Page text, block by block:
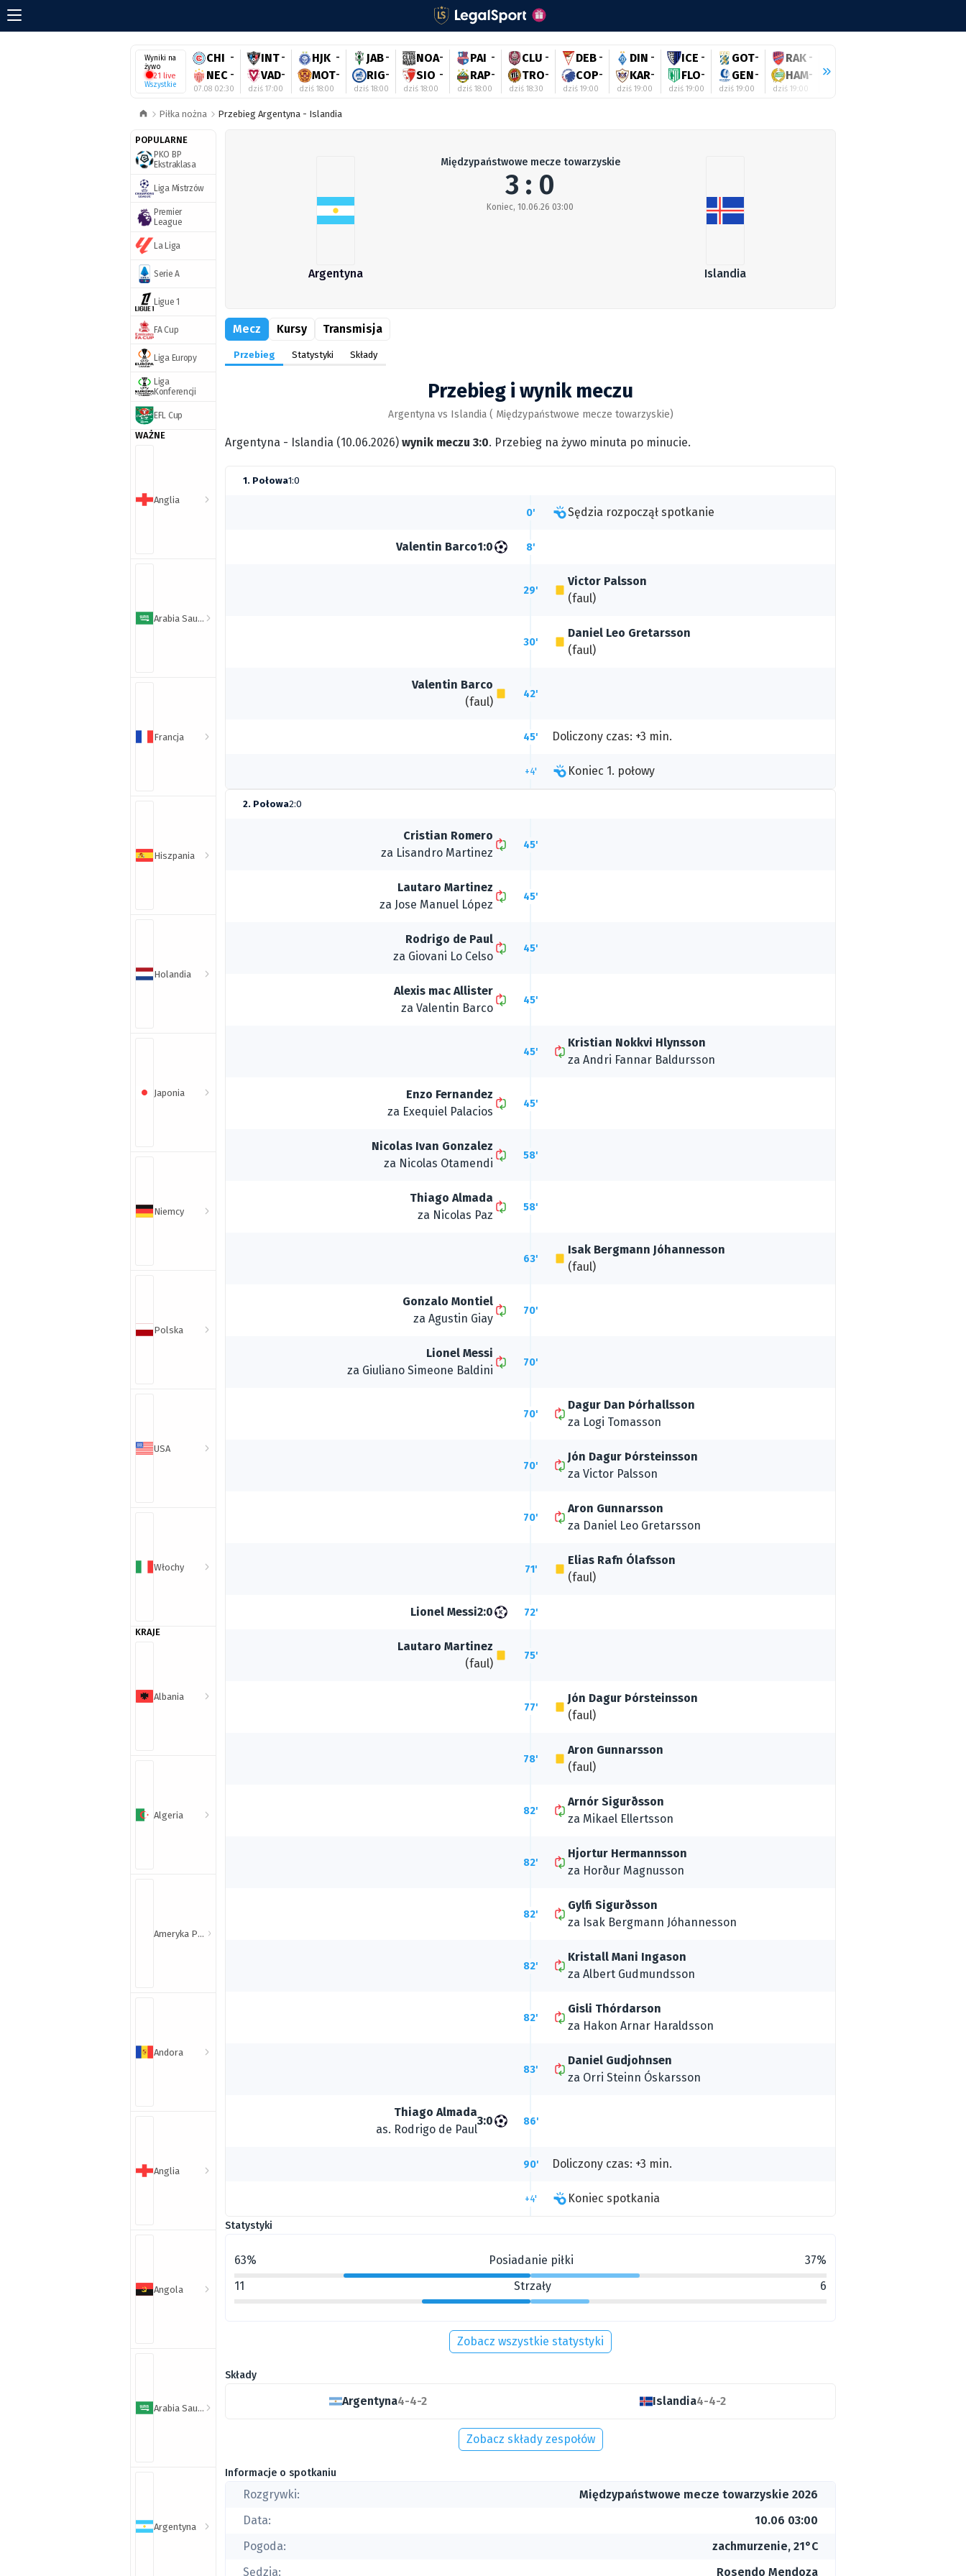
Wyniki na
żywo
21 live
Wszystkie
CHI -
NEC -
07.08 02:30
INT-
VAD-
dziś 17:00
HJK -
MOT-
dziś 18:00
JAB-
RIG-
dziś 18:00
NOA-
SIO -
dziś 18:00
PAI -
RAP-
dziś 18:00
CLU -
TRO-
dziś 18:30
DEB -
COP-
dziś 19:00
DIN -
KAR-
dziś 19:00
ICE -
FLO-
dziś 19:00
GOT-
GEN-
dziś 19:00
RAK -
HAM-
dziś 19:00
Piłka nożna Przebieg Argentyna - Islandia
POPULARNE
PKO BP
Ekstraklasa
Liga Mistrzów
Premier
League
La Liga
Serie A
Ligue 1
FA Cup
Liga Europy
Liga
Konferencji
EFL Cup
WAŻNE
Anglia
Arabia Saudyjska
Francja
Hiszpania
Holandia
Japonia
Niemcy
Polska
USA
Włochy
KRAJE
Albania
Algeria
Ameryka Północna i Południowa
Andora
Anglia
Angola
Arabia Saudyjska
Argentyna
Argentyna
Międzypaństwowe mecze towarzyskie
3 : 0
Koniec, 10.06.26 03:00
Islandia
Mecz Kursy Transmisja
Przebieg Statystyki Składy
Przebieg i wynik meczu
Argentyna vs Islandia ( Międzypaństwowe mecze towarzyskie)
Argentyna - Islandia (10.06.2026) wynik meczu 3:0. Przebieg na żywo minuta po minucie.
1. Połowa1:0
0' Sędzia rozpoczął spotkanie
1:0
Valentin Barco 8'
29'
Victor Palsson
(faul)
30'
Daniel Leo Gretarsson
(faul)
Valentin Barco
(faul)
42'
45' Doliczony czas: +3 min.
+4' Koniec 1. połowy
2. Połowa2:0
Cristian Romero
za Lisandro Martinez
45'
Lautaro Martinez
za Jose Manuel López
45'
Rodrigo de Paul
za Giovani Lo Celso
45'
Alexis mac Allister
za Valentin Barco
45'
45'
Kristian Nokkvi Hlynsson
za Andri Fannar Baldursson
Enzo Fernandez
za Exequiel Palacios
45'
Nicolas Ivan Gonzalez
za Nicolas Otamendi
58'
Thiago Almada
za Nicolas Paz
58'
63'
Isak Bergmann Jóhannesson
(faul)
Gonzalo Montiel
za Agustin Giay
70'
Lionel Messi
za Giuliano Simeone Baldini
70'
70'
Dagur Dan Þórhallsson
za Logi Tomasson
70'
Jón Dagur Þórsteinsson
za Victor Palsson
70'
Aron Gunnarsson
za Daniel Leo Gretarsson
71'
Elias Rafn Ólafsson
(faul)
2:0
Lionel Messi 72'
Lautaro Martinez
(faul)
75'
77'
Jón Dagur Þórsteinsson
(faul)
78'
Aron Gunnarsson
(faul)
82'
Arnór Sigurðsson
za Mikael Ellertsson
82'
Hjortur Hermannsson
za Horður Magnusson
82'
Gylfi Sigurðsson
za Isak Bergmann Jóhannesson
82'
Kristall Mani Ingason
za Albert Gudmundsson
82'
Gisli Thórdarson
za Hakon Arnar Haraldsson
83'
Daniel Gudjohnsen
za Orri Steinn Óskarsson
3:0
Thiago Almada
as. Rodrigo de Paul
86'
90' Doliczony czas: +3 min.
+4' Koniec spotkania
Statystyki
63% Posiadanie piłki
37%
11
Strzały 6
Zobacz wszystkie statystyki
Składy
Argentyna4-4-2 Islandia4-4-2
Zobacz składy zespołów
Informacje o spotkaniu
Rozgrywki:
Międzypaństwowe mecze towarzyskie 2026
Data:
10.06 03:00
Pogoda:
zachmurzenie, 21°C
Sędzia:
Rosendo Mendoza